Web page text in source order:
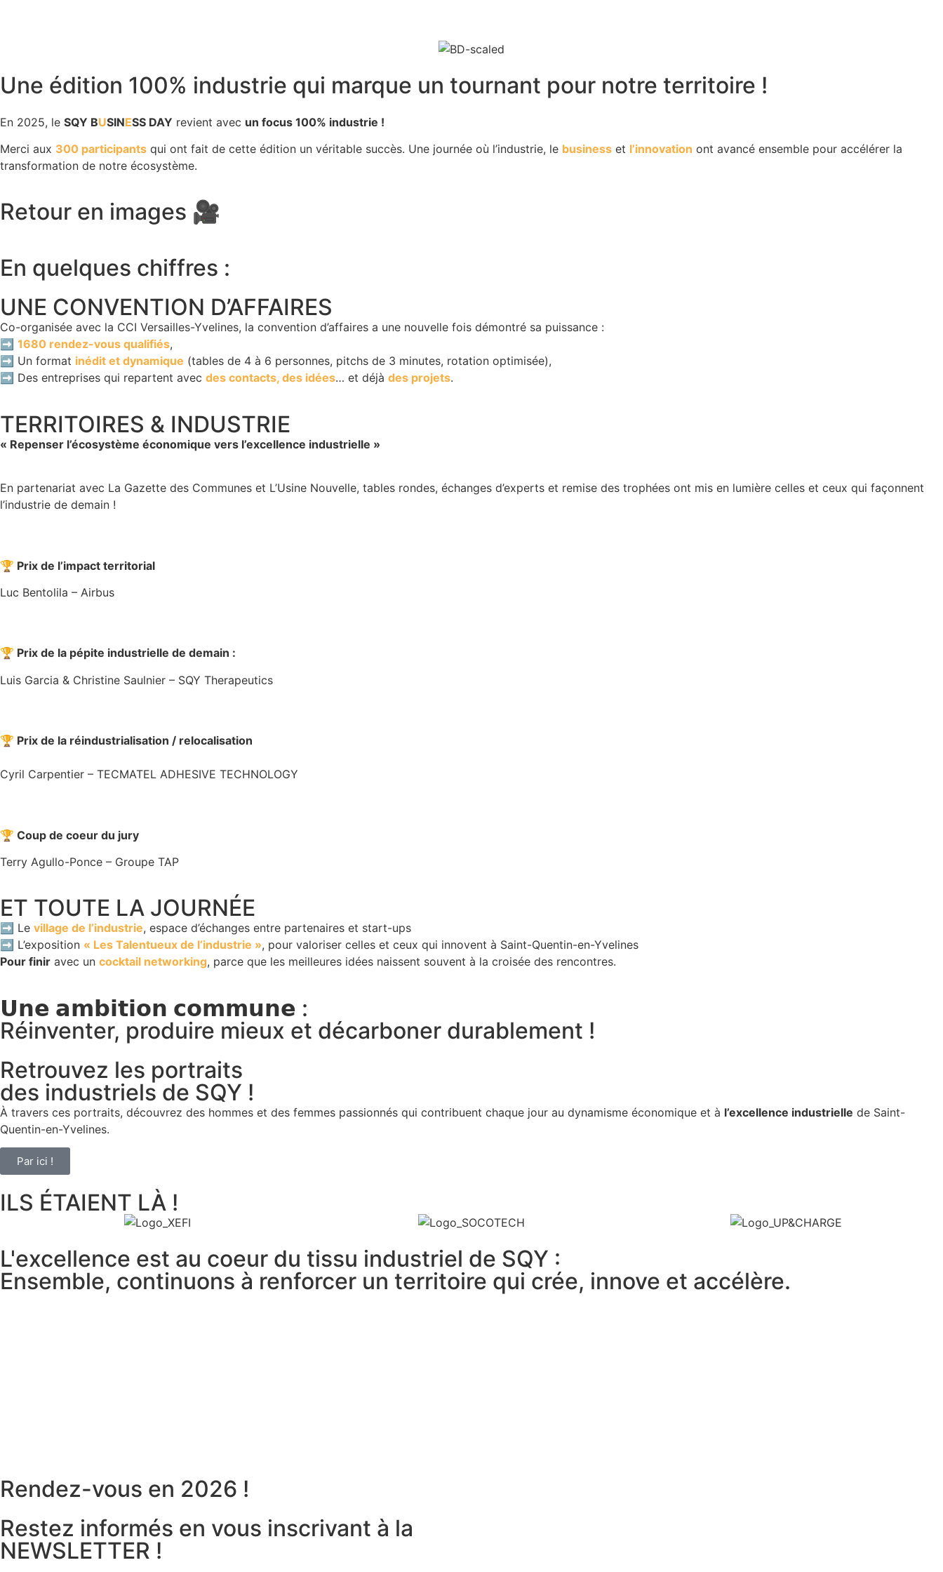
Une édition 100% industrie qui marque un tournant pour notre territoire !
En 2025, le SQY BUSINESS DAY revient avec un focus 100% industrie !
Merci aux 300 participants qui ont fait de cette édition un véritable succès. Une journée où l’industrie, le business et l’innovation ont avancé ensemble pour accélérer la
transformation de notre écosystème.
Retour en images 🎥
En quelques chiffres :
UNE CONVENTION D’AFFAIRES
Co-organisée avec la CCI Versailles-Yvelines, la convention d’affaires a une nouvelle fois démontré sa puissance :
➡️ 1680 rendez-vous qualifiés,
➡️ Un format inédit et dynamique (tables de 4 à 6 personnes, pitchs de 3 minutes, rotation optimisée),
➡️ Des entreprises qui repartent avec des contacts, des idées… et déjà des projets.
TERRITOIRES & INDUSTRIE
« Repenser l’écosystème économique vers l’excellence industrielle »
En partenariat avec La Gazette des Communes et L’Usine Nouvelle, tables rondes, échanges d’experts et remise des trophées ont mis en lumière celles et ceux qui façonnent
l’industrie de demain !
🏆 Prix de l’impact territorial
Luc Bentolila – Airbus
🏆 Prix de la pépite industrielle de demain :
Luis Garcia & Christine Saulnier – SQY Therapeutics
🏆 Prix de la réindustrialisation / relocalisation
Cyril Carpentier – TECMATEL ADHESIVE TECHNOLOGY
🏆 Coup de coeur du jury
Terry Agullo-Ponce – Groupe TAP
ET TOUTE LA JOURNÉE
➡️ Le village de l’industrie, espace d’échanges entre partenaires et start-ups
➡️ L’exposition « Les Talentueux de l’industrie », pour valoriser celles et ceux qui innovent à Saint-Quentin-en-Yvelines
Pour finir avec un cocktail networking, parce que les meilleures idées naissent souvent à la croisée des rencontres.
𝗨𝗻𝗲 𝗮𝗺𝗯𝗶𝘁𝗶𝗼𝗻 𝗰𝗼𝗺𝗺𝘂𝗻𝗲 :
Réinventer, produire mieux et décarboner durablement !
Retrouvez les portraits
des industriels de SQY !
À travers ces portraits, découvrez des hommes et des femmes passionnés qui contribuent chaque jour au dynamisme économique et à l’excellence industrielle de Saint-
Quentin-en-Yvelines.
Par ici !
ILS ÉTAIENT LÀ !
L'excellence est au coeur du tissu industriel de SQY :
Ensemble, continuons à renforcer un territoire qui crée, innove et accélère.
Rendez-vous en 2026 !
Restez informés en vous inscrivant à la
NEWSLETTER !